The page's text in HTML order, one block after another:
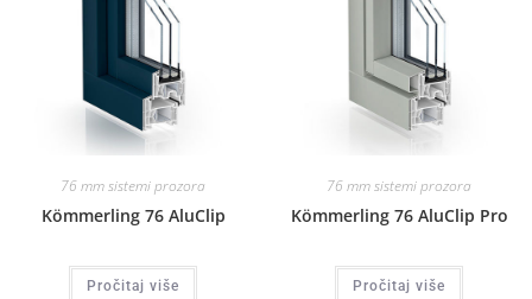
76 mm sistemi prozora
Kömmerling 76 AluClip
Pročitaj više
76 mm sistemi prozora
Kömmerling 76 AluClip Pro
Pročitaj više